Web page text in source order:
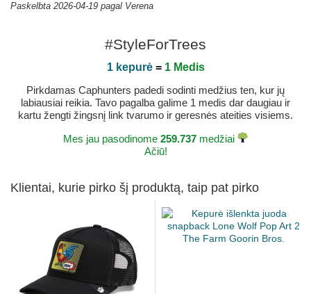
Paskelbta 2026-04-19 pagal Verena
#StyleForTrees
1 kepurė= 1 Medis
Pirkdamas Caphunters padedi sodinti medžius ten, kur jų
labiausiai reikia. Tavo pagalba galime 1 medis dar daugiau ir
kartu žengti žingsnį link tvarumo ir geresnės ateities visiems.
Mes jau pasodinome 259.737 medžiai
Ačiū!
Klientai, kurie pirko šį produktą, taip pat pirko